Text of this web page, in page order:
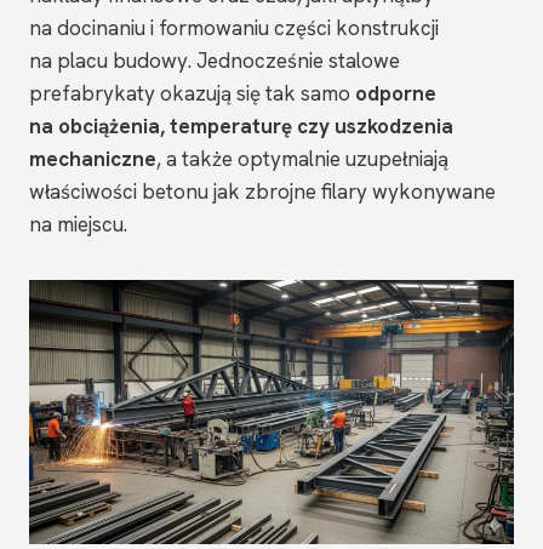
na docinaniu i formowaniu części konstrukcji
na placu budowy. Jednocześnie stalowe
prefabrykaty okazują się tak samo odporne
na obciążenia, temperaturę czy uszkodzenia
mechaniczne, a także optymalnie uzupełniają
właściwości betonu jak zbrojne filary wykonywane
na miejscu.